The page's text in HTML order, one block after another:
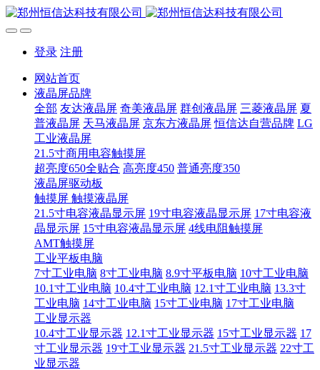
登录 注册
网站首页
液晶屏品牌
全部 友达液晶屏 奇美液晶屏 群创液晶屏 三菱液晶屏 夏
普液晶屏 天马液晶屏 京东方液晶屏 恒信达自营品牌 LG
工业液晶屏
21.5寸商用电容触摸屏
超亮度650全贴合 高亮度450 普通亮度350
液晶屏驱动板
触摸屏 触摸液晶屏
21.5寸电容液晶显示屏 19寸电容液晶显示屏 17寸电容液
晶显示屏 15寸电容液晶显示屏 4线电阻触摸屏
AMT触摸屏
工业平板电脑
7寸工业电脑 8寸工业电脑 8.9寸平板电脑 10寸工业电脑
10.1寸工业电脑 10.4寸工业电脑 12.1寸工业电脑 13.3寸
工业电脑 14寸工业电脑 15寸工业电脑 17寸工业电脑
工业显示器
10.4寸工业显示器 12.1寸工业显示器 15寸工业显示器 17
寸工业显示器 19寸工业显示器 21.5寸工业显示器 22寸工
业显示器